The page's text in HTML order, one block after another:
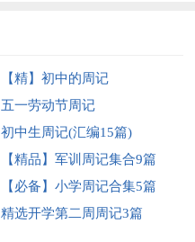
【精】初中的周记
五一劳动节周记
初中生周记(汇编15篇)
【精品】军训周记集合9篇
【必备】小学周记合集5篇
精选开学第二周周记3篇